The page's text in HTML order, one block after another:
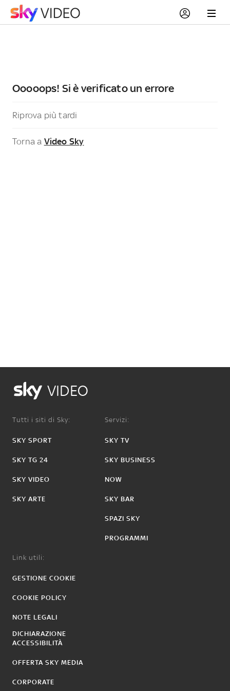
Ooooops! Si è verificato un errore
Riprova più tardi
Torna a Video Sky
VIDEO
Tutti i siti di Sky:
SKY SPORT
SKY TG 24
SKY VIDEO
SKY ARTE
Servizi:
SKY TV
SKY BUSINESS
NOW
SKY BAR
SPAZI SKY
PROGRAMMI
Link utili:
GESTIONE COOKIE
COOKIE POLICY
NOTE LEGALI
DICHIARAZIONE
ACCESSIBILITÀ
OFFERTA SKY MEDIA
CORPORATE